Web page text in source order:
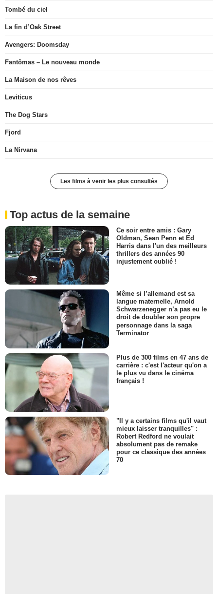
Tombé du ciel
La fin d’Oak Street
Avengers: Doomsday
Fantômas – Le nouveau monde
La Maison de nos rêves
Leviticus
The Dog Stars
Fjord
La Nirvana
Les films à venir les plus consultés
Top actus de la semaine
Ce soir entre amis : Gary
Oldman, Sean Penn et Ed
Harris dans l'un des meilleurs
thrillers des années 90
injustement oublié !
Même si l’allemand est sa
langue maternelle, Arnold
Schwarzenegger n’a pas eu le
droit de doubler son propre
personnage dans la saga
Terminator
Plus de 300 films en 47 ans de
carrière : c'est l'acteur qu'on a
le plus vu dans le cinéma
français !
"Il y a certains films qu'il vaut
mieux laisser tranquilles" :
Robert Redford ne voulait
absolument pas de remake
pour ce classique des années
70